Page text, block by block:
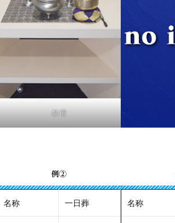
祭壇
例②
名称 一日葬 名称